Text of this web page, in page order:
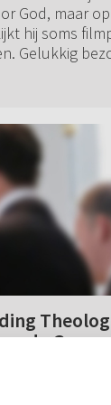
God, maar
hij soms
Gelukkig
zo dat er